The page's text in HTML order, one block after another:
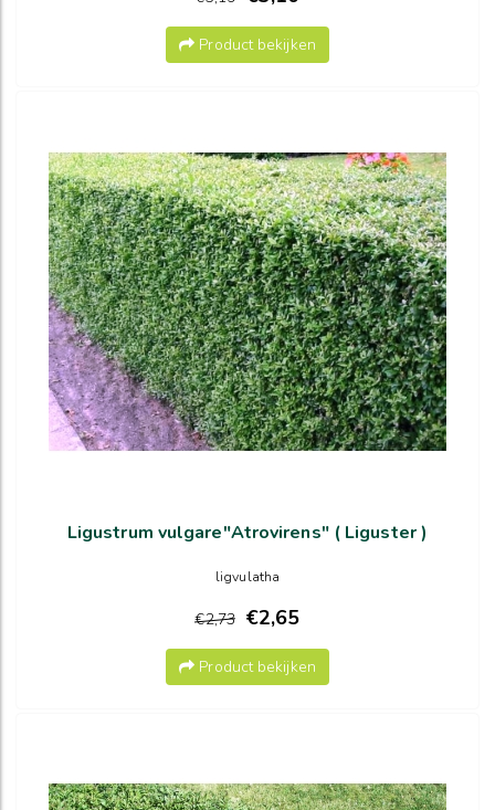
Product bekijken
Ligustrum vulgare"Atrovirens" ( Liguster )
ligvulatha
€2,73 €2,65
Product bekijken